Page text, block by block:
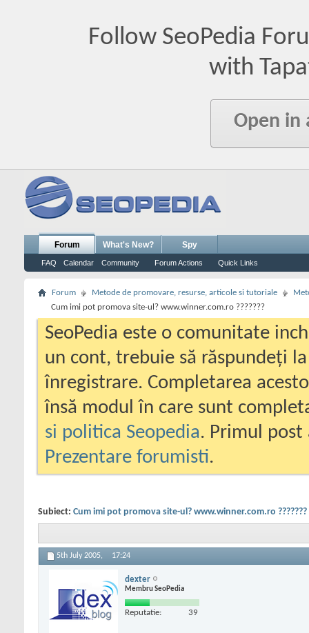
Follow SeoPedia
with
Open in
Forum
FAQ Calendar Community Forum Actions Quick Links
What's New? Spy
Forum Metode de promovare, resurse, articole si tutoriale
Cum imi pot promova site-ul? www.winner.com.ro ???????
SeoPedia este o comunitate
un cont, trebuie să răspundeți
înregistrare. Completarea
însă modul în care sunt
si politica Seopedia. Primul
Prezentare forumisti.
Subiect: Cum imi pot promova site-ul? www.winner.com.ro ???????
5th July 2005, 17:24
dexter
Membru SeoPedia
Reputatie: 39